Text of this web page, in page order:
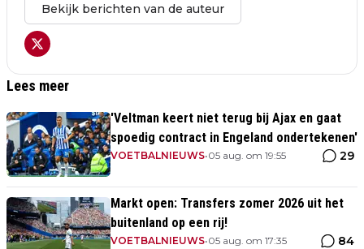
Bekijk berichten van de auteur
Lees meer
'Veltman keert niet terug bij Ajax en gaat
spoedig contract in Engeland ondertekenen'
VOETBALNIEUWS•05 aug. om 19:55 29
Markt open: Transfers zomer 2026 uit het
buitenland op een rij!
VOETBALNIEUWS•05 aug. om 17:35 84